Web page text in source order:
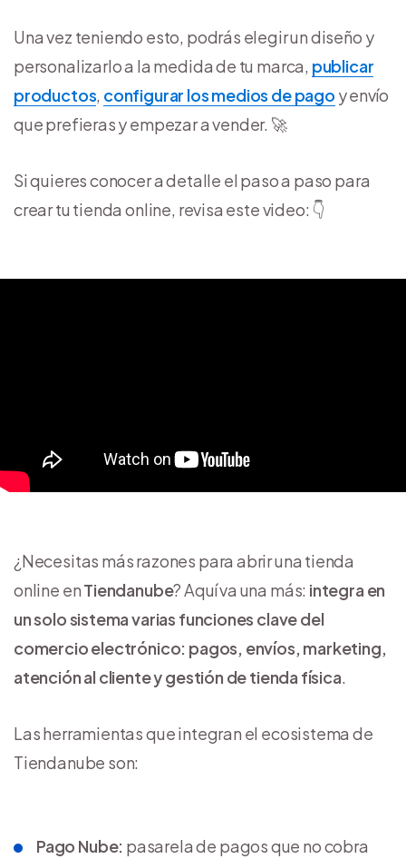
Una vez teniendo esto, podrás elegir un diseño y
personalizarlo a la medida de tu marca, publicar
productos, configurar los medios de pago y envío
que prefieras y empezar a vender. 🚀
Si quieres conocer a detalle el paso a paso para
crear tu tienda online, revisa este video: 👇
¿Necesitas más razones para abrir una tienda
online enTiendanube? Aquí va una más: integra en
un solo sistema varias funciones clave del
comercio electrónico: pagos, envíos, marketing,
atención al cliente y gestión de tienda física.
Las herramientas que integran el ecosistema de
Tiendanube son:
Pago Nube: pasarela de pagos que no cobra